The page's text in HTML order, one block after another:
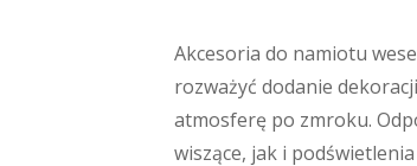
Akcesoria do namiotu
rozważyć dodanie
atmosferę po zmroku.
wiszące, jak i